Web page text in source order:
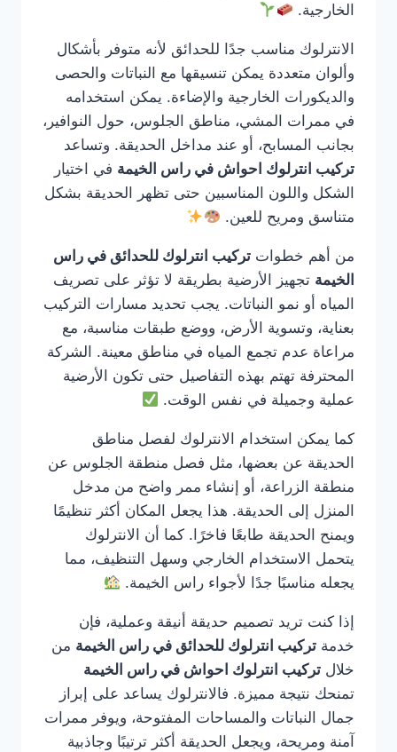
الخارجية.
الانترلوك مناسب جدًا للحدائق لأنه متوفر بأشكال
وألوان متعددة يمكن تنسيقها مع النباتات والحصى
والديكورات الخارجية والإضاءة. يمكن استخدامه
في ممرات المشي، مناطق الجلوس، حول النوافير،
بجانب المسابح، أو عند مداخل الحديقة. وتساعد
تركيب انترلوك احواش في راس الخيمة في اختيار
الشكل واللون المناسبين حتى تظهر الحديقة بشكل
متناسق ومريح للعين.
من أهم خطوات تركيب انترلوك للحدائق في راس
الخيمة تجهيز الأرضية بطريقة لا تؤثر على تصريف
المياه أو نمو النباتات. يجب تحديد مسارات التركيب
بعناية، وتسوية الأرض، ووضع طبقات مناسبة، مع
مراعاة عدم تجمع المياه في مناطق معينة. الشركة
المحترفة تهتم بهذه التفاصيل حتى تكون الأرضية
عملية وجميلة في نفس الوقت.
كما يمكن استخدام الانترلوك لفصل مناطق
الحديقة عن بعضها، مثل فصل منطقة الجلوس عن
منطقة الزراعة، أو إنشاء ممر واضح من مدخل
المنزل إلى الحديقة. هذا يجعل المكان أكثر تنظيمًا
ويمنح الحديقة طابعًا فاخرًا. كما أن الانترلوك
يتحمل الاستخدام الخارجي وسهل التنظيف، مما
يجعله مناسبًا جدًا لأجواء راس الخيمة.
إذا كنت تريد تصميم حديقة أنيقة وعملية، فإن
خدمة تركيب انترلوك للحدائق في راس الخيمة من
خلال تركيب انترلوك احواش في راس الخيمة
تمنحك نتيجة مميزة. فالانترلوك يساعد على إبراز
جمال النباتات والمساحات المفتوحة، ويوفر ممرات
آمنة ومريحة، ويجعل الحديقة أكثر ترتيبًا وجاذبية